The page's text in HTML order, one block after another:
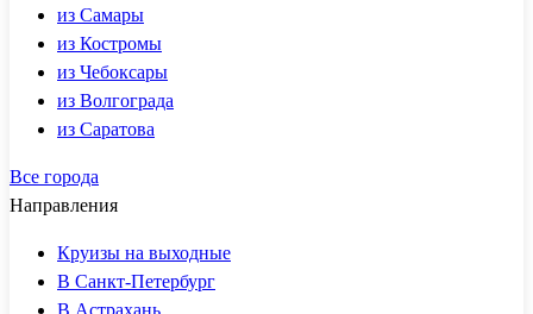
из Самары
из Костромы
из Чебоксары
из Волгограда
из Саратова
Все города
Направления
Круизы на выходные
В Санкт-Петербург
В Астрахань